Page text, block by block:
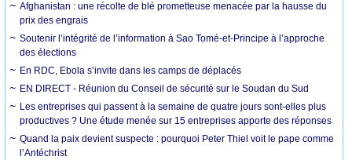
Afghanistan : une récolte de blé prometteuse menacée par la hausse du
prix des engrais
Soutenir l’intégrité de l’information à Sao Tomé-et-Principe à l’approche
des élections
En RDC, Ebola s’invite dans les camps de déplacés
EN DIRECT - Réunion du Conseil de sécurité sur le Soudan du Sud
Les entreprises qui passent à la semaine de quatre jours sont-elles plus
productives ? Une étude menée sur 15 entreprises apporte des réponses
Quand la paix devient suspecte : pourquoi Peter Thiel voit le pape comme
l’Antéchrist